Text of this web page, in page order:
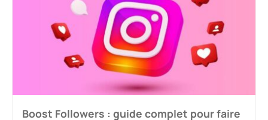
Boost Followers : guide complet pour faire